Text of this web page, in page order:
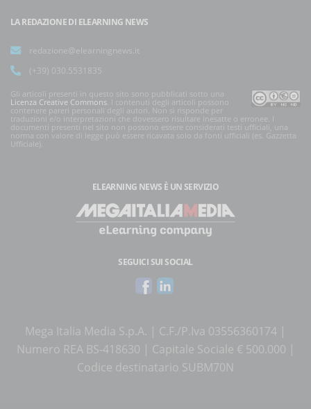
LA REDAZIONE DI ELEARNING NEWS
redazione@elearningnews.it
(+39) 030.5531835
Gli articoli presenti in questo sito sono pubblicati sotto una
Licenza Creative Commons. I contenuti degli articoli possono
contenere pareri personali degli autori. Non si risponde per
traduzioni e/o interpretazioni che dovessero risultare inesatte o erronee. I
documenti presenti nel sito non possono essere considerati testi ufficiali, una
norma con valore di legge può essere ricavata solo da fonti ufficiali (es. Gazzetta
Ufficiale).
ELEARNING NEWS È UN SERVIZIO
SEGUICI SUI SOCIAL
Mega Italia Media S.p.A. | C.F./P.Iva 03556360174 |
Numero REA BS-418630 | Capitale Sociale € 500.000 |
Codice destinatario SUBM70N